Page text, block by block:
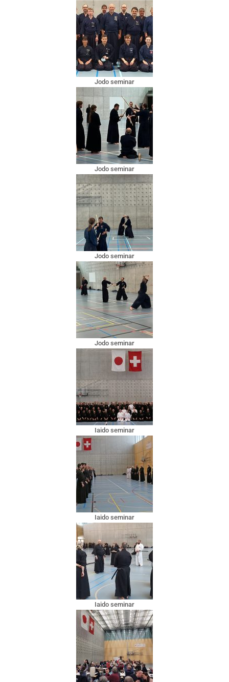
Jodo seminar
Jodo seminar
Jodo seminar
Jodo seminar
Iaido seminar
Iaido seminar
Iaido seminar